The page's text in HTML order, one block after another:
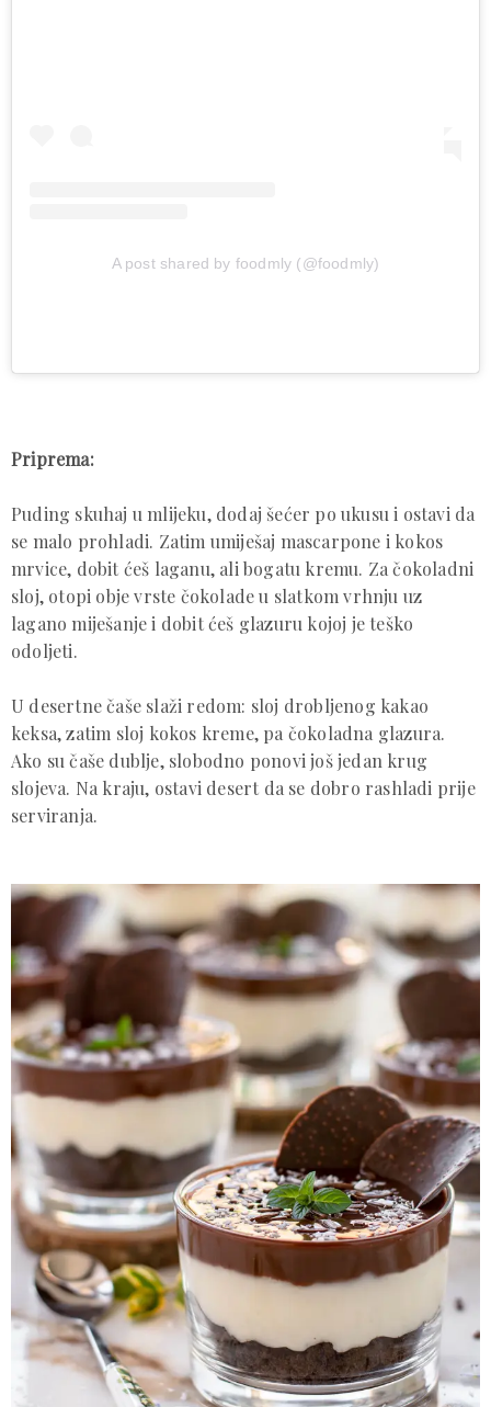
A post shared by foodmly (@foodmly)
Priprema:
Puding skuhaj u mlijeku, dodaj šećer po ukusu i ostavi da
se malo prohladi. Zatim umiješaj mascarpone i kokos
mrvice, dobit ćeš laganu, ali bogatu kremu. Za čokoladni
sloj, otopi obje vrste čokolade u slatkom vrhnju uz
lagano miješanje i dobit ćeš glazuru kojoj je teško
odoljeti.
U desertne čaše slaži redom: sloj drobljenog kakao
keksa, zatim sloj kokos kreme, pa čokoladna glazura.
Ako su čaše dublje, slobodno ponovi još jedan krug
slojeva. Na kraju, ostavi desert da se dobro rashladi prije
serviranja.